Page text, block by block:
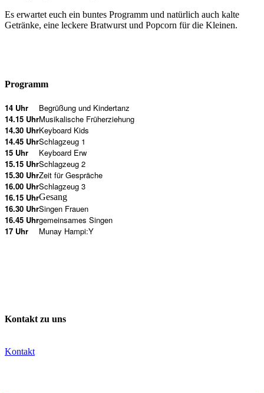
Es erwartet euch ein buntes Programm und natürlich auch kalte
Getränke, eine leckere Bratwurst und Popcorn für die Kleinen.
Programm
14 Uhr
Begrüßung und Kindertanz
14.15 UhrMusikalische Früherziehung
14.30 UhrKeyboard Kids
14.45 UhrSchlagzeug 1
15 Uhr
Keyboard Erw
15.15 UhrSchlagzeug 2
15.30 UhrZeit für Gespräche
16.00 UhrSchlagzeug 3
16.15 UhrGesang
16.30 UhrSingen Frauen
16.45 Uhrgemeinsames Singen
17 Uhr
Munay Hampi:Y
Kontakt zu uns
Kontakt